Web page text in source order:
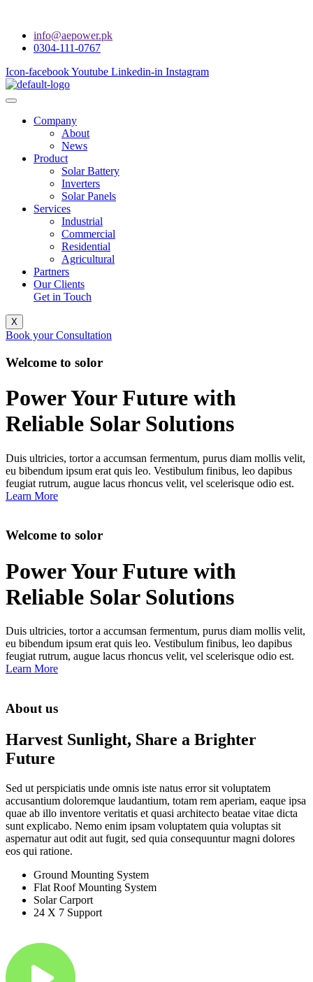
info@aepower.pk
0304-111-0767
Icon-facebookYoutube Linkedin-in Instagram
Company
About
News
Product
Solar Battery
Inverters
Solar Panels
Services
Industrial
Commercial
Residential
Agricultural
Partners
Our Clients
Get in Touch
X
Book your Consultation
Welcome to solor
Power Your Future with
Reliable Solar Solutions
Duis ultricies, tortor a accumsan fermentum, purus diam mollis velit,
eu bibendum ipsum erat quis leo. Vestibulum finibus, leo dapibus
feugiat rutrum, augue lacus rhoncus velit, vel scelerisque odio est.
Learn More
Welcome to solor
Power Your Future with
Reliable Solar Solutions
Duis ultricies, tortor a accumsan fermentum, purus diam mollis velit,
eu bibendum ipsum erat quis leo. Vestibulum finibus, leo dapibus
feugiat rutrum, augue lacus rhoncus velit, vel scelerisque odio est.
Learn More
About us
Harvest Sunlight, Share a Brighter
Future
Sed ut perspiciatis unde omnis iste natus error sit voluptatem
accusantium doloremque laudantium, totam rem aperiam, eaque ipsa
quae ab illo inventore veritatis et quasi architecto beatae vitae dicta
sunt explicabo. Nemo enim ipsam voluptatem quia voluptas sit
aspernatur aut odit aut fugit, sed quia consequuntur magni dolores
eos qui ratione.
Ground Mounting System
Flat Roof Mounting System
Solar Carport
24 X 7 Support